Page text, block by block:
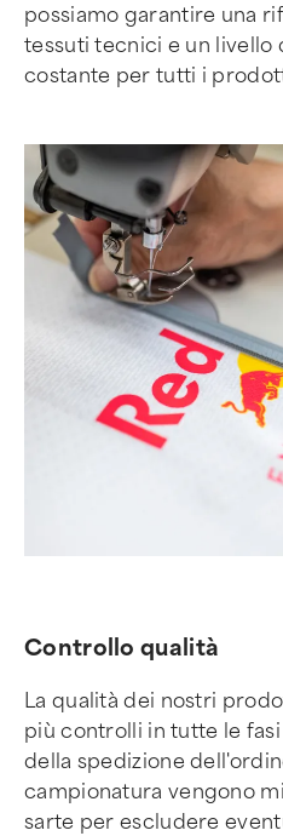
possiamo garantire una
tessuti tecnici e un livello
costante per tutti i
Controllo qualità
La qualità dei nostri
più controlli in tutte le
della spedizione
campionatura vengono
sarte per escludere